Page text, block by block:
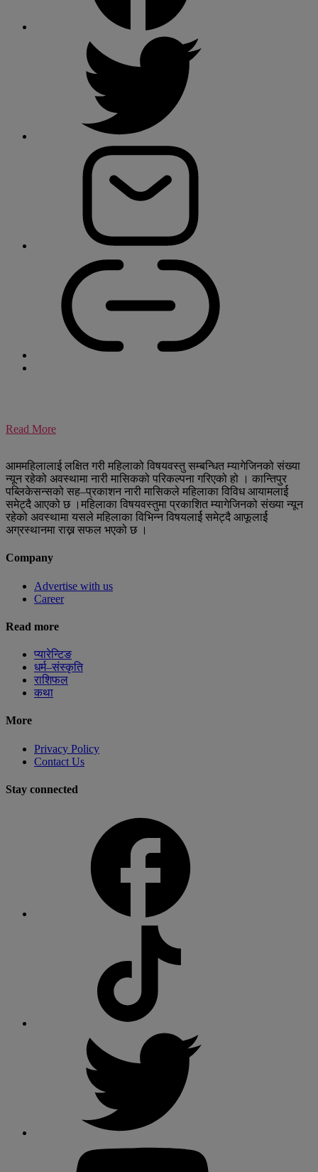
Read More
आममहिलालाई लक्षित गरी महिलाको विषयवस्तु सम्बन्धित म्यागेजिनको संख्या
न्यून रहेको अवस्थामा नारी मासिकको परिकल्पना गरिएको हो । कान्तिपुर
पब्लिकेसन्सको सह–प्रकाशन नारी मासिकले महिलाका विविध आयामलार्ई
समेट्दै आएको छ ।महिलाका विषयवस्तुमा प्रकाशित म्यागेजिनको संख्या न्यून
रहेको अवस्थामा यसले महिलाका विभिन्न विषयलार्ई समेट्दै आफूलार्ई
अग्रस्थानमा राख्न सफल भएको छ ।
Company
Advertise with us
Career
Read more
प्यारेन्टिङ
धर्म–संस्कृति
राशिफल
कथा
More
Privacy Policy
Contact Us
Stay connected